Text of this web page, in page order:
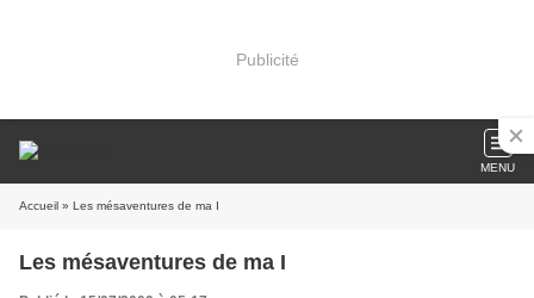
Publicité
MENU
Accueil » Les mésaventures de ma I
Les mésaventures de ma I